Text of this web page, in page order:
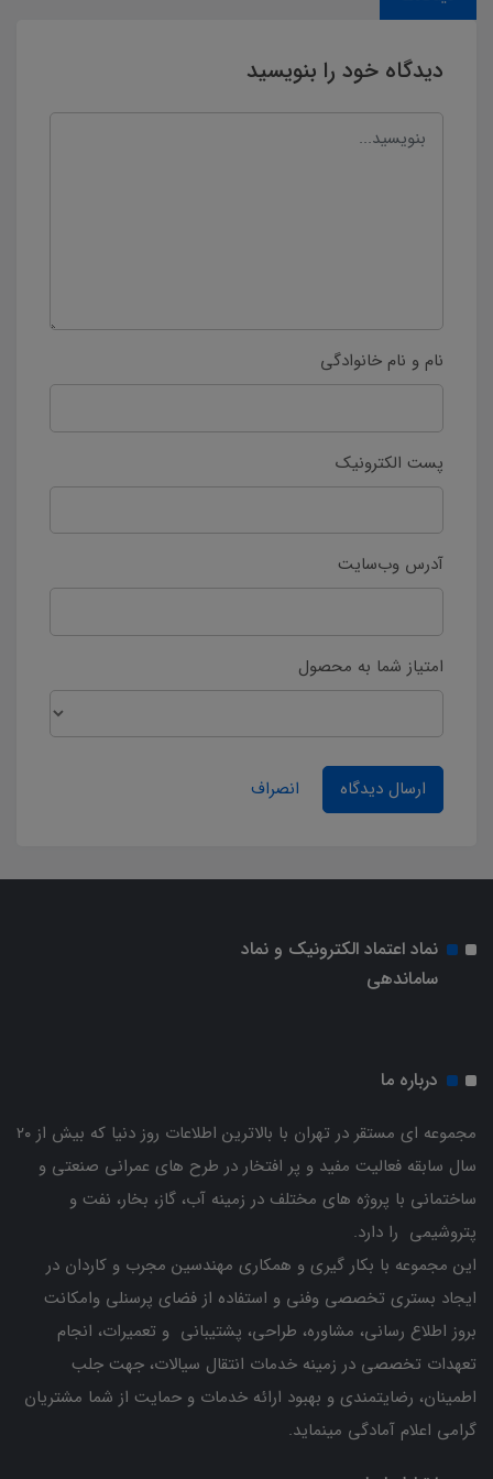
دیدگاه خود را بنویسید
نام و نام خانوادگی
پست الکترونیک
آدرس وب‌سایت
امتیاز شما به محصول
ارسال دیدگاه انصراف
نماد اعتماد الکترونیک و نماد
ساماندهی
درباره ما
مجموعه ای مستقر در تهران با بالاترین اطلاعات روز دنیا که بیش از ۲۰
سال سابقه فعالیت مفید و پر افتخار در طرح های عمرانی صنعتی و
ساختمانی با پروژه های مختلف در زمینه آب، گاز، بخار، نفت و
پتروشیمی را دارد.
این مجموعه با بکار گیری و همکاری مهندسین مجرب و کاردان ‌در
ایجاد بستری تخصصی وفنی و استفاده از فضای پرسنلی وامکانت
بروز اطلاع رسانی، مشاوره، طراحی، پشتیبانی و تعمیرات، انجام
تعهدات تخصصی در زمینه خدمات انتقال سیالات، جهت جلب
اطمینان، رضایتمندی و بهبود ارائه خدمات و حمایت از شما مشتریان
گرامی اعلام آمادگی مینماید.